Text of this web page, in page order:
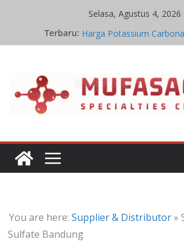
Selasa, Agustus 4, 2026
Terbaru: Jual Potassium Carbonate
Harga Potassium
Kesetimbangan Kimia
You are here: Supplier & Distributor»
Sulfate Bandung